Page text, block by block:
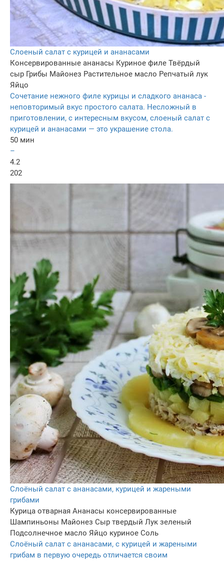
Слоеный салат с курицей и ананасами
Консервированные ананасы Куриное филе Твёрдый
сыр Грибы Майонез Растительное масло Репчатый лук
Яйцо
Сочетание нежного филе курицы и сладкого ананаса -
неповторимый вкус простого салата. Несложный в
приготовлении, с интересным вкусом, слоеный салат с
курицей и ананасами — это украшение стола.
50 мин
–
4.2
202
Слоёный салат с ананасами, курицей и жареными
грибами
Курица отварная Ананасы консервированные
Шампиньоны Майонез Сыр твердый Лук зеленый
Подсолнечное масло Яйцо куриное Соль
Слоёный салат с ананасами, с курицей и жареными
грибам в первую очередь отличается своим